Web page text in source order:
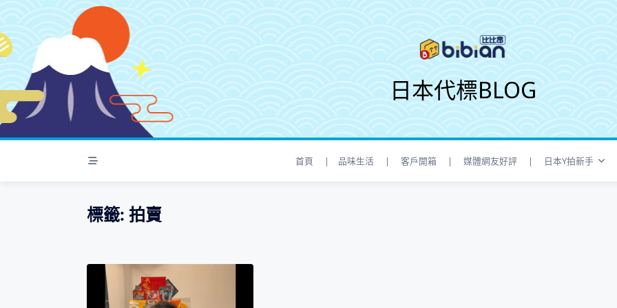
S
k
i
p
t
o
o
n
日本代標BLOG
首頁 | 品味生活 | 客戶開箱 | 媒體網友好評 | 日本Y拍新手
標籤: 拍賣